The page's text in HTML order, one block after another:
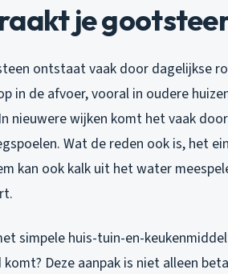
je
ontstaat vaak door dagelijkse
in de afvoer, vooral in oudere
nieuwere wijken komt het vaak
Wat de reden ook is, het
kan ook kalk uit het water
simpele huis-tuin-en-
komt? Deze aanpak is niet alleen